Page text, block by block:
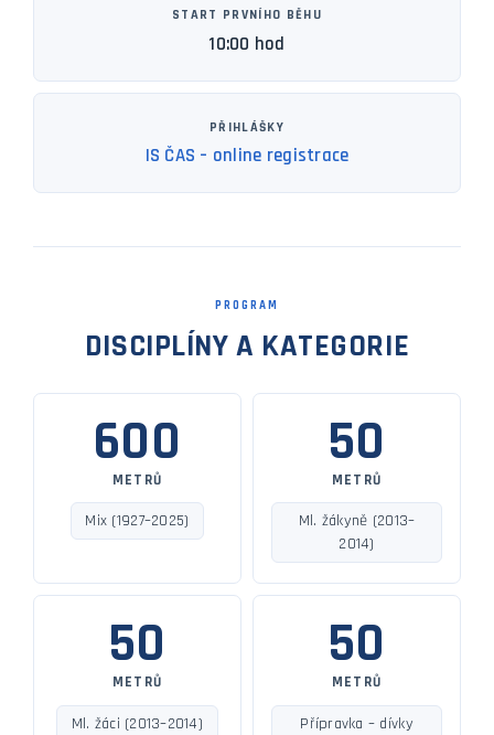
START PRVNÍHO BĚHU
10:00 hod
PŘIHLÁŠKY
IS ČAS – online registrace
PROGRAM
DISCIPLÍNY A KATEGORIE
600
METRŮ
Mix (1927–2025)
50
METRŮ
Ml. žákyně (2013–
2014)
50
METRŮ
Ml. žáci (2013–2014)
50
METRŮ
Přípravka – dívky